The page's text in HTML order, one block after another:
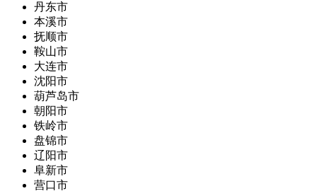
丹东市
本溪市
抚顺市
鞍山市
大连市
沈阳市
葫芦岛市
朝阳市
铁岭市
盘锦市
辽阳市
阜新市
营口市